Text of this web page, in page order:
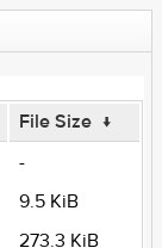
File Size ↓
-
9.5 KiB
273.3 KiB